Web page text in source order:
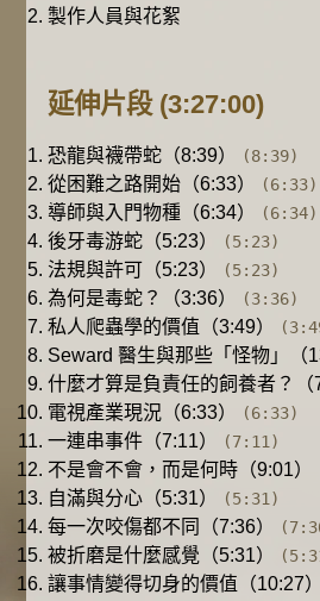
製作人員與花絮
延伸片段 (3:27:00)
恐龍與襪帶蛇（8:39） (8:39)
從困難之路開始（6:33） (6:33)
導師與入門物種（6:34） (6:34)
後牙毒游蛇（5:23） (5:23)
法規與許可（5:23） (5:23)
為何是毒蛇？（3:36） (3:36)
私人爬蟲學的價值（3:49）
Seward 醫生與那些「怪物」（
什麼才算是負責任的飼養者？（
電視產業現況（6:33） (6:33)
一連串事件（7:11） (7:11)
不是會不會，而是何時（9:01）
自滿與分心（5:31） (5:31)
每一次咬傷都不同（7:36）
被折磨是什麼感覺（5:31）
讓事情變得切身的價值（10:27）